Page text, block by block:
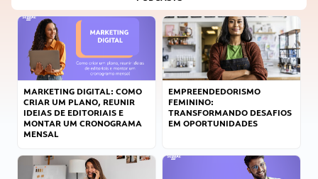
MARKETING DIGITAL: COMO
CRIAR UM PLANO, REUNIR
IDEIAS DE EDITORIAIS E
MONTAR UM CRONOGRAMA
MENSAL
EMPREENDEDORISMO
FEMININO:
TRANSFORMANDO DESAFIOS
EM OPORTUNIDADES